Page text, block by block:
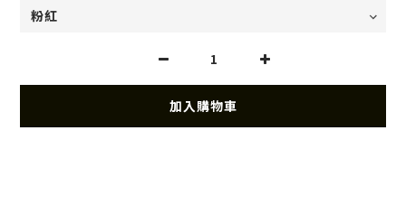
加入購物車